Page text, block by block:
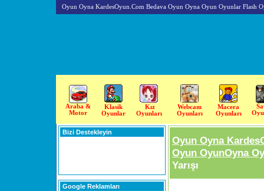
Oyun Oyna KardesOyun.Com Bedava Oyun Oyna Oyun Oyunlar Flash
Araba &
Motor
Klasik
Oyunlar
Kız
Oyunları
Webcam
Oyunları
Macera
Oyunları
Bizi Destekleyin
Google Reklamları
Oyun Oyna
Oyun OyunOyna
Yarışı